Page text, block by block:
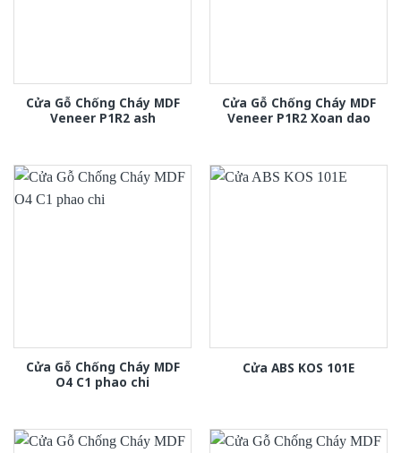
Cửa Gỗ Chống Cháy MDF
Veneer P1R2 ash
Cửa Gỗ Chống Cháy MDF
Veneer P1R2 Xoan dao
Cửa Gỗ Chống Cháy MDF
O4 C1 phao chi
Cửa ABS KOS 101E